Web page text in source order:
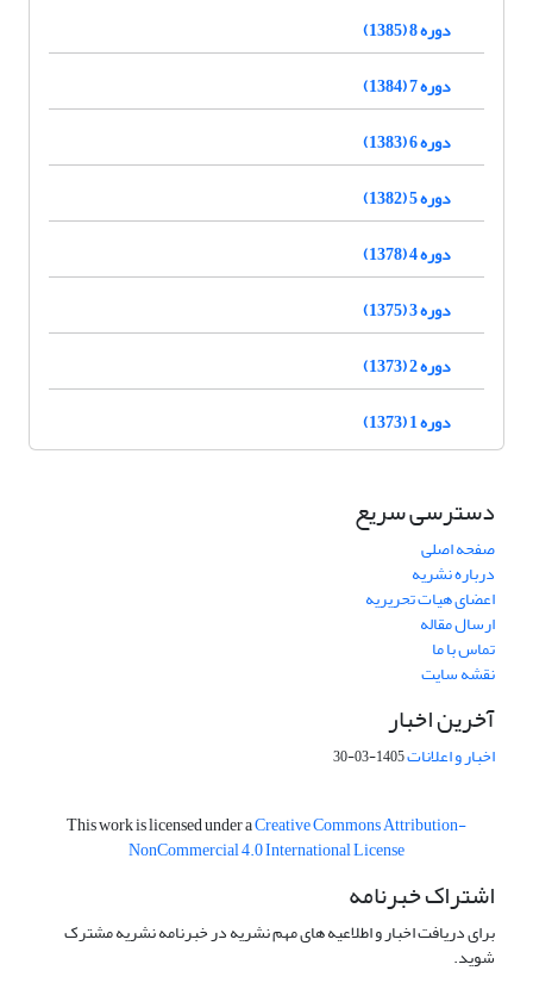
دوره 8 (1385)
دوره 7 (1384)
دوره 6 (1383)
دوره 5 (1382)
دوره 4 (1378)
دوره 3 (1375)
دوره 2 (1373)
دوره 1 (1373)
دسترسی سریع
صفحه اصلی
درباره نشریه
اعضای هیات تحریریه
ارسال مقاله
تماس با ما
نقشه سایت
آخرین اخبار
اخبار و اعلانات1405-03-30
This work is licensed under aCreative Commons Attribution-
NonCommercial 4.0 International License
اشتراک خبرنامه
برای دریافت اخبار و اطلاعیه های مهم نشریه در خبرنامه نشریه مشترک
شوید.